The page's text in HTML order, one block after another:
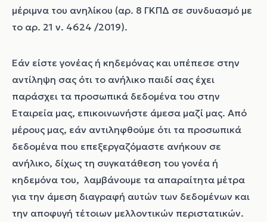
μέριμνα του ανηλίκου (αρ. 8 ΓΚΠΔ σε συνδυασμό με
το αρ. 21 ν. 4624 /2019).
Εάν είστε γονέας ή κηδεμόνας και υπέπεσε στην
αντίληψη σας ότι το ανήλικο παιδί σας έχει
παράσχει τα προσωπικά δεδομένα του στην
Εταιρεία μας, επικοινωνήστε άμεσα μαζί μας. Από
μέρους μας, εάν αντιληφθούμε ότι τα προσωπικά
δεδομένα που επεξεργαζόμαστε ανήκουν σε
ανήλικο, δίχως τη συγκατάθεση του γονέα ή
κηδεμόνα του, λαμβάνουμε τα απαραίτητα μέτρα
για την άμεση διαγραφή αυτών των δεδομένων και
την αποφυγή τέτοιων μελλοντικών περιστατικών.